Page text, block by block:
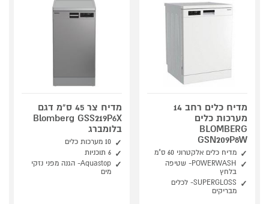
מדיח כלים רחב 14
מערכות כלים
BLOMBERG
GSN209P8W
מדיח כלים אלקטרוני 60 ס"מ
POWERWASH- שטיפה
בלחץ
SUPERGLOSS- לכלים
מבריקים
מדיח צר 45 ס"מ דגם
Blomberg GSS219P6X
בלומברג
10 מערכות כלים
6 תוכניות
Aquastop- הגנה מפני נזקי
מים